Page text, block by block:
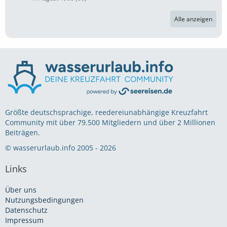
Alle anzeigen
Größte deutschsprachige, reedereiunabhängige Kreuzfahrt
Community mit über 79.500 Mitgliedern und über 2 Millionen
Beiträgen.
© wasserurlaub.info 2005 - 2026
Links
Über uns
Nutzungsbedingungen
Datenschutz
Impressum